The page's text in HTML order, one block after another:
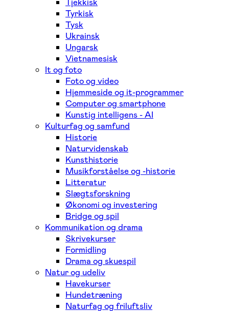
Tyrkisk
Tysk
Ukrainsk
Ungarsk
Vietnamesisk
It og foto
Foto og video
Hjemmeside og it-programmer
Computer og smartphone
Kunstig intelligens - AI
Kulturfag og samfund
Historie
Naturvidenskab
Kunsthistorie
Musikforståelse og -historie
Litteratur
Slægtsforskning
Økonomi og investering
Bridge og spil
Kommunikation og drama
Skrivekurser
Formidling
Drama og skuespil
Natur og udeliv
Havekurser
Hundetræning
Naturfag og friluftsliv